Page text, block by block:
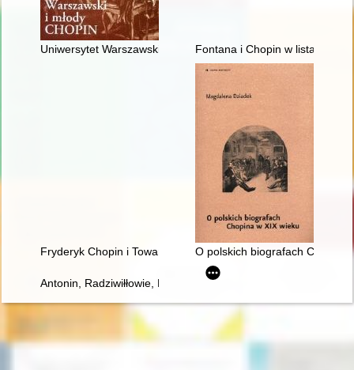
Uniwersytet Warszawski i młody ChopinFontana i Chopin w listach
Fryderyk Chopin i Towarzystwo Politechniczne Polskie w
O polskich biografach Chopina
Antonin, Radziwiłłowie, Fryderyk Chopin [1810-1849]